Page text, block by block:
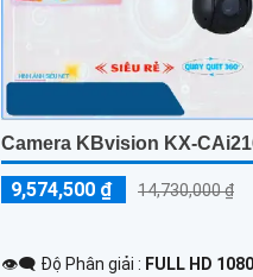
Camera KBvision KX-
9,574,500 ₫ 14,730,000 ₫
👁️‍🗨 Độ Phân giải : FULL HD